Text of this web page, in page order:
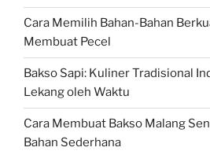
Cara Memilih Bahan-Bahan
Membuat Pecel
Bakso Sapi: Kuliner Tradisional
Lekang oleh Waktu
Cara Membuat Bakso Malang
Bahan Sederhana